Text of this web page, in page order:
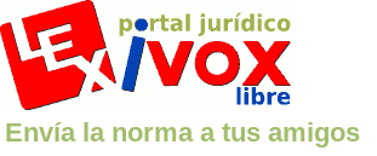
Envía la norma a tus amigos